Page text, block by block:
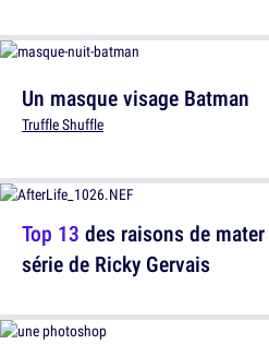
Top 13 des raisons de
série de Ricky Gervais
Un masque visage Batman
Truffle Shuffle